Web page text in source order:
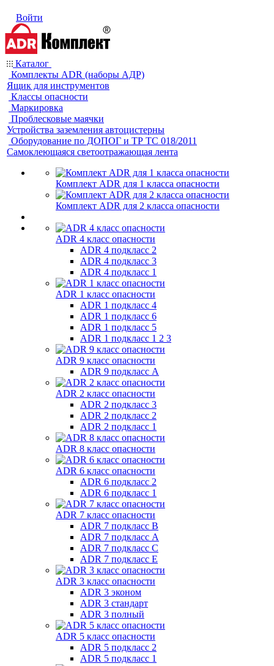
Войти
Каталог
Комплекты ADR (наборы АДР)
Ящик для инструментов
Классы опасности
Маркировка
Проблесковые маячки
Устройства заземления автоцистерны
Оборудование по ДОПОГ и ТР ТС 018/2011
Самоклеющаяся светоотражающая лента
Комплект ADR для 1 класса опасности
Комплект ADR для 2 класса опасности
ADR 4 класс опасности
ADR 4 подкласс 2
ADR 4 подкласс 3
ADR 4 подкласс 1
ADR 1 класс опасности
ADR 1 подкласс 4
ADR 1 подкласс 6
ADR 1 подкласс 5
ADR 1 подкласс 1 2 3
ADR 9 класс опасности
ADR 9 подкласс A
ADR 2 класс опасности
ADR 2 подкласс 3
ADR 2 подкласс 2
ADR 2 подкласс 1
ADR 8 класс опасности
ADR 6 класс опасности
ADR 6 подкласс 2
ADR 6 подкласс 1
ADR 7 класс опасности
ADR 7 подкласс B
ADR 7 подкласс A
ADR 7 подкласс C
ADR 7 подкласс E
ADR 3 класс опасности
ADR 3 эконом
ADR 3 стандарт
ADR 3 полный
ADR 5 класс опасности
ADR 5 подкласс 2
ADR 5 подкласс 1